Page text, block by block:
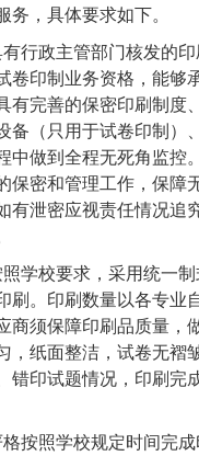
务 ， 具体要求如下。
有行政主管部门核发的
卷印制业务资格，能够
有完善的保密印刷制度
备（只用于试卷印制）
中做到全程无死角监控。
保密和管理工作 ， 保障
有泄密应视责任情况追
学校要求，采用统一
刷。印刷数量以各专业
商须保障印刷品质量，
，纸面整洁，试卷无褶
错印试题情况 ， 印刷完
格按照学校规定时间完